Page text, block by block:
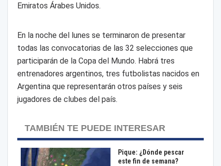
Emiratos Árabes Unidos.
En la noche del lunes se terminaron de presentar
todas las convocatorias de las 32 selecciones que
participarán de la Copa del Mundo. Habrá tres
entrenadores argentinos, tres futbolistas nacidos en
Argentina que representarán otros países y seis
jugadores de clubes del país.
TAMBIÉN TE PUEDE INTERESAR
Pique: ¿Dónde pescar
este fin de semana?